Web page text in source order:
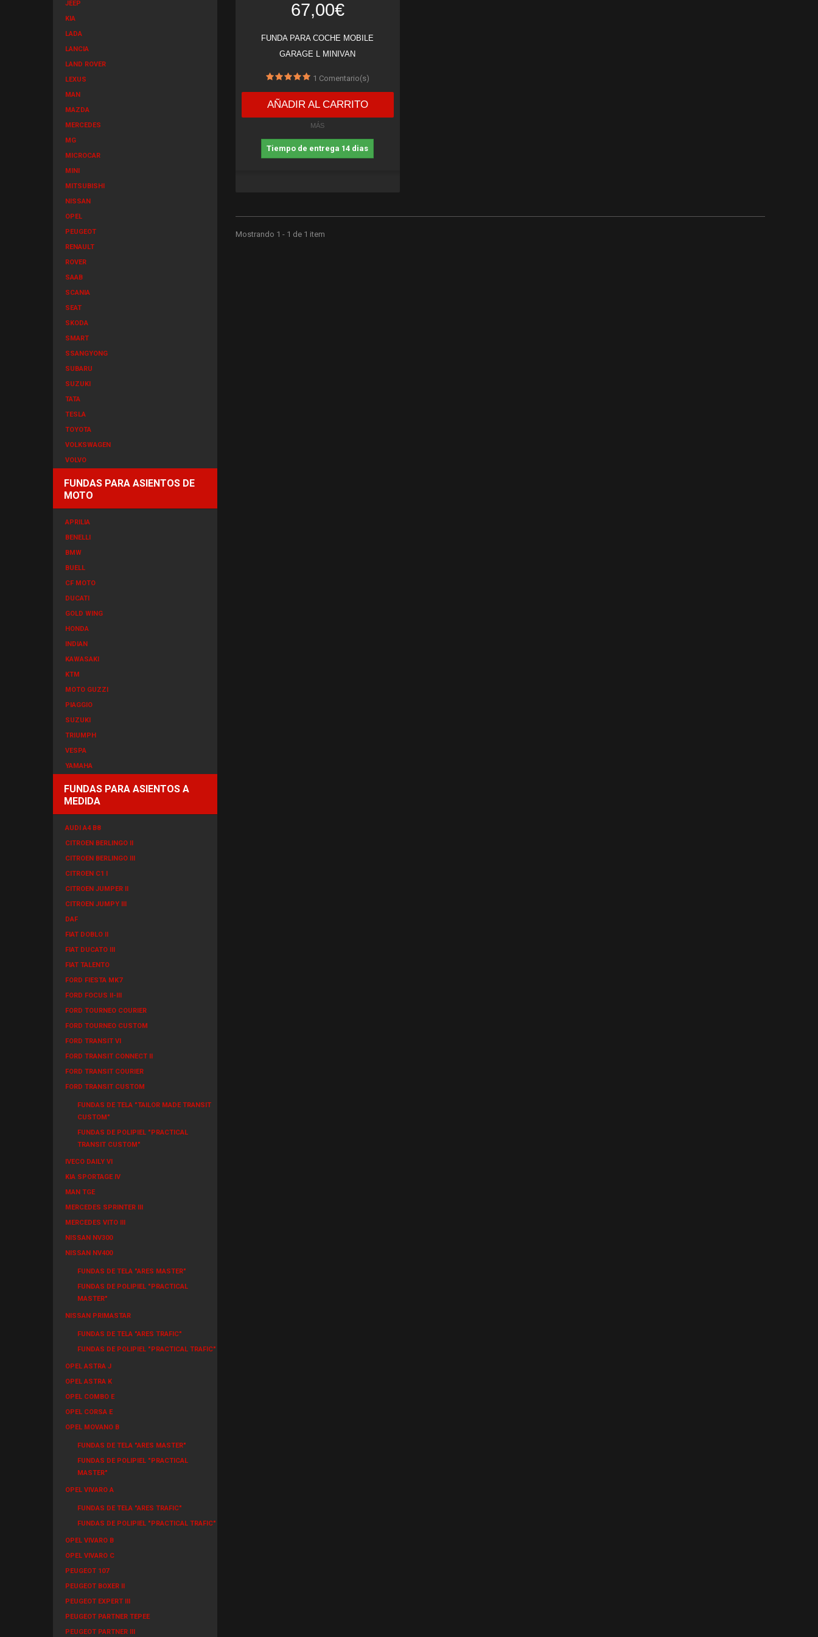
JEEP
KIA
LADA
LANCIA
LAND ROVER
LEXUS
MAN
MAZDA
MERCEDES
MG
MICROCAR
MINI
MITSUBISHI
NISSAN
OPEL
PEUGEOT
RENAULT
ROVER
SAAB
SCANIA
SEAT
SKODA
SMART
SSANGYONG
SUBARU
SUZUKI
TATA
TESLA
TOYOTA
VOLKSWAGEN
VOLVO
FUNDAS PARA ASIENTOS DE
MOTO
APRILIA
BENELLI
BMW
BUELL
CF MOTO
DUCATI
GOLD WING
HONDA
INDIAN
KAWASAKI
KTM
MOTO GUZZI
PIAGGIO
SUZUKI
TRIUMPH
VESPA
YAMAHA
FUNDAS PARA ASIENTOS A
MEDIDA
AUDI A4 B8
CITROEN BERLINGO II
CITROEN BERLINGO III
CITROEN C1 I
CITROEN JUMPER II
CITROEN JUMPY III
DAF
FIAT DOBLO II
FIAT DUCATO III
FIAT TALENTO
FORD FIESTA MK7
FORD FOCUS II-III
FORD TOURNEO COURIER
FORD TOURNEO CUSTOM
FORD TRANSIT VI
FORD TRANSIT CONNECT II
FORD TRANSIT COURIER
FORD TRANSIT CUSTOM
FUNDAS DE TELA "TAILOR MADE TRANSIT
CUSTOM"
FUNDAS DE POLIPIEL "PRACTICAL
TRANSIT CUSTOM"
IVECO DAILY VI
KIA SPORTAGE IV
MAN TGE
MERCEDES SPRINTER III
MERCEDES VITO III
NISSAN NV300
NISSAN NV400
FUNDAS DE TELA "ARES MASTER"
FUNDAS DE POLIPIEL "PRACTICAL
MASTER"
NISSAN PRIMASTAR
FUNDAS DE TELA "ARES TRAFIC"
FUNDAS DE POLIPIEL "PRACTICAL TRAFIC"
OPEL ASTRA J
OPEL ASTRA K
OPEL COMBO E
OPEL CORSA E
OPEL MOVANO B
FUNDAS DE TELA "ARES MASTER"
FUNDAS DE POLIPIEL "PRACTICAL
MASTER"
OPEL VIVARO A
FUNDAS DE TELA "ARES TRAFIC"
FUNDAS DE POLIPIEL "PRACTICAL TRAFIC"
OPEL VIVARO B
OPEL VIVARO C
PEUGEOT 107
PEUGEOT BOXER II
PEUGEOT EXPERT III
PEUGEOT PARTNER TEPEE
PEUGEOT PARTNER III
67,00€
FUNDA PARA COCHE MOBILE
GARAGE L MINIVAN
1 Comentario(s)
AÑADIR AL CARRITO
MÁS
Tiempo de entrega 14 dias
Mostrando 1 - 1 de 1 item